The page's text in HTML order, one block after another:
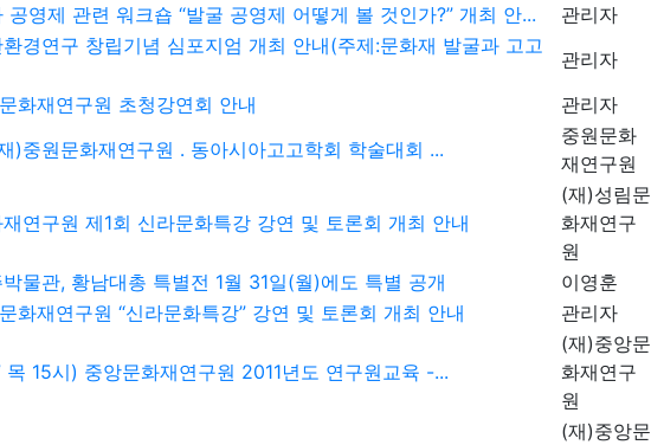
공영제 관련 워크숍 “발굴 공영제 어떻게 볼 것인가?” 개최 안... 관리자
경연구 창립기념 심포지엄 개최 안내(주제:문화재 발굴과 고고
관리자
화재연구원 초청강연회 안내 관리자
)중원문화재연구원 ․ 동아시아고고학회 학술대회 ...
중원문화
재연구원
연구원 제1회 신라문화특강 강연 및 토론회 개최 안내
(재)성림문
화재연구
원
물관, 황남대총 특별전 1월 31일(월)에도 특별 공개 이영훈
화재연구원 “신라문화특강” 강연 및 토론회 개최 안내 관리자
목 15시) 중앙문화재연구원 2011년도 연구원교육 -...
(재)중앙문
화재연구
원
(재)중앙문